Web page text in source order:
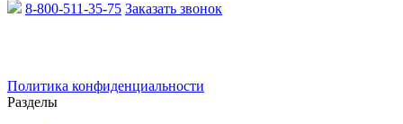
8-800-511-35-75 Заказать звонок
Политика конфиденциальности
Разделы